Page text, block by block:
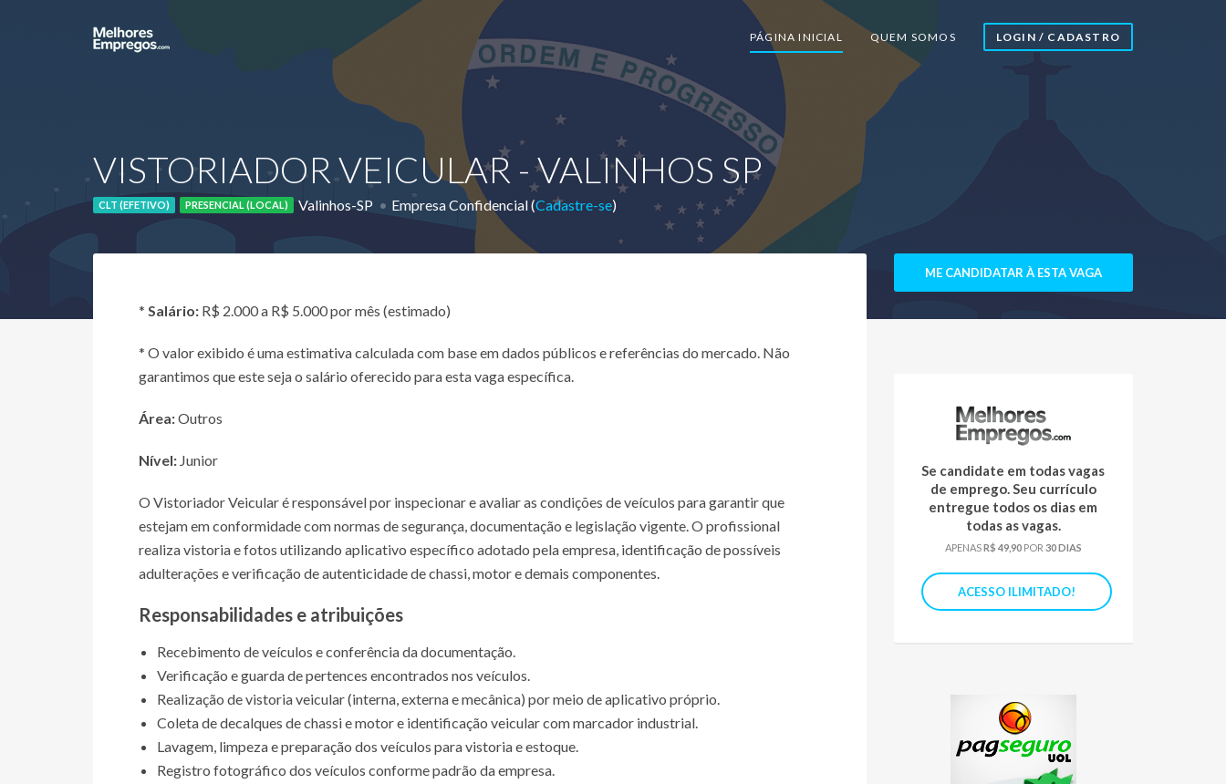
PÁGINA INICIAL QUEM SOMOS LOGIN / CADASTRO
VISTORIADOR VEICULAR - VALINHOS SP
CLT (EFETIVO) PRESENCIAL (LOCAL) Valinhos-SP Empresa Confidencial (Cadastre-se)
* Salário: R$ 2.000 a R$ 5.000 por mês (estimado)
* O valor exibido é uma estimativa calculada com base em dados públicos e referências do mercado. Não
garantimos que este seja o salário oferecido para esta vaga específica.
Área:Outros
Nível: Junior
O Vistoriador Veicular é responsável por inspecionar e avaliar as condições de veículos para garantir que
estejam em conformidade com normas de segurança, documentação e legislação vigente. O profissional
realiza vistoria e fotos utilizando aplicativo específico adotado pela empresa, identificação de possíveis
adulterações e verificação de autenticidade de chassi, motor e demais componentes.
Responsabilidades e atribuições
Recebimento de veículos e conferência da documentação.
Verificação e guarda de pertences encontrados nos veículos.
Realização de vistoria veicular (interna, externa e mecânica) por meio de aplicativo próprio.
Coleta de decalques de chassi e motor e identificação veicular com marcador industrial.
Lavagem, limpeza e preparação dos veículos para vistoria e estoque.
Registro fotográfico dos veículos conforme padrão da empresa.
ME CANDIDATAR À ESTA VAGA
Se candidate em todas vagas
de emprego. Seu currículo
entregue todos os dias em
todas as vagas.
APENASR$ 49,90POR 30 DIAS
ACESSO ILIMITADO!